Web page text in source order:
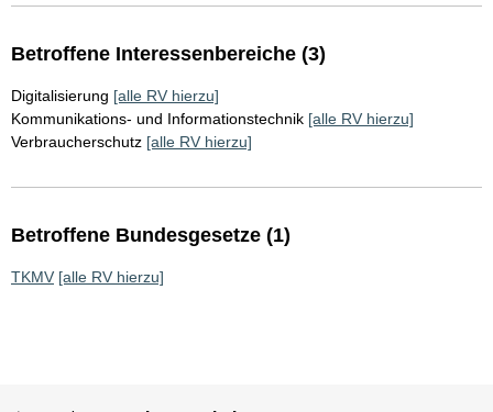
Betroffene Interessenbereiche (3)
Digitalisierung [alle RV hierzu]
Kommunikations- und Informationstechnik [alle RV hierzu]
Verbraucherschutz [alle RV hierzu]
Betroffene Bundesgesetze (1)
TKMV [alle RV hierzu]